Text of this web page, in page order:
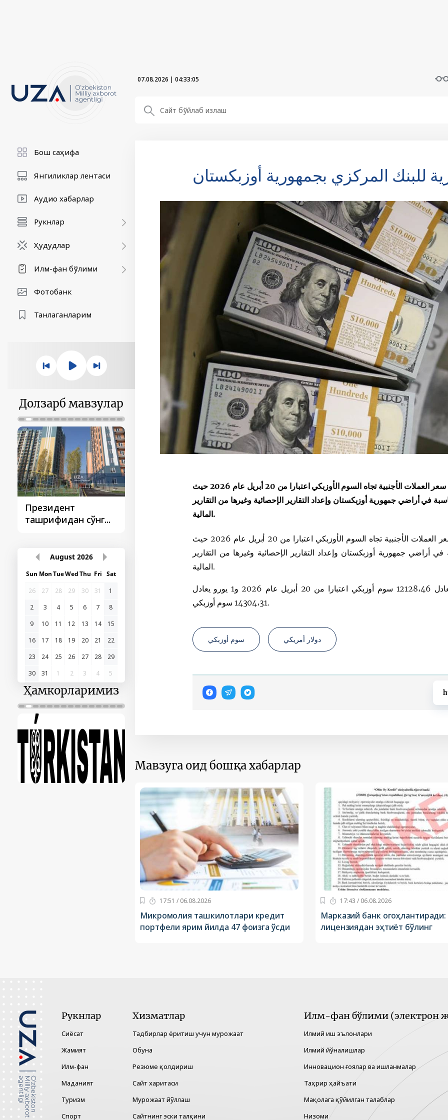
07.08.2026 | 04:33:05
Бош саҳифа
Янгиликлар лентаси
Аудио хабарлар
Рукнлар
Ҳудудлар
Илм-фан бўлими
Фотобанк
Танлаганларим
Долзарб мавзулар
Президент
ташрифидан сўнг...
Президент
ташрифлари
Қарор ва ижро
“Ўзбекистон –
August 2026
Sun MonTueWedThu Fri Sat
26
27 28 29 30 31
1
2
3 4 5 6 7
8
9
10 11 12 13 14
15
16
17 18 19 20 21
22
23
24 25 26 27 28
29
30
31 1 2 3 4 5
Ҳамкорларимиз
للبنك المركزي بجمهورية أوزبكستان
قام البنك المركزي بجمهورية أوزبكستان بتحديد سعر العملات الأجنبية تجاه السوم الأوزبكي اعتبارا من 20 أبريل عام 2026 حيث
في أراضي جمهورية أوزبكستان وإعداد التقارير الإحصائية وغيرها من التقارير
المالية.
قام البنك المركزي بجمهورية أوزبكستان بتحديد سعر العملات الأجنبية تجاه السوم الأوزبكي اعتبارا من 20 أبريل عام 2026 حيث
جمهورية أوزبكستان وإعداد التقارير الإحصائية وغيرها من التقارير
المالية.
وأفاد البنك المركزي بأن سعر 1 دولار أميركي يعادل 12128،46 سوم أوزبكي اعتبارا من 20 أبريل عام 2026 و1 يورو يعادل
14304،31 سوم أوزبكي.
سوم أوزبكي دولار أمريكي
Мавзуга оид бошқа хабарлар
17:51 / 06.08.2026
Микромолия ташкилотлари кредит
портфели ярим йилда 47 фоизга ўсди
17:43 / 06.08.2026
Марказий банк огоҳлантиради:
лицензиядан эҳтиёт бўлинг
Рукнлар
Сиёсат
Жамият
Илм-фан
Маданият
Туризм
Спорт
Хизматлар
Тадбирлар ёритиш учун мурожаат
Обуна
Резюме қолдириш
Сайт харитаси
Мурожаат йўллаш
Сайтнинг эски талқини
Илм-фан бўлими (электрон
Илмий иш эълонлари
Илмий йўналишлар
Инновацион ғоялар ва ишланмалар
Таҳрир ҳайъати
Мақолага қўйилган талаблар
Низоми